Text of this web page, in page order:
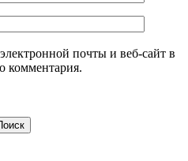
почты и веб-сайт в
комментария.